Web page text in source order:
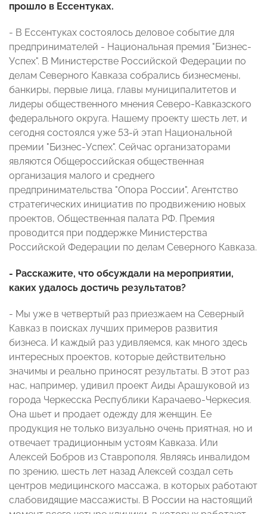
прошло в Ессентуках.
- В Ессентуках состоялось деловое событие для
предпринимателей - Национальная премия "Бизнес-
Успех". В Министерстве Российской Федерации по
делам Северного Кавказа собрались бизнесмены,
банкиры, первые лица, главы муниципалитетов и
лидеры общественного мнения Северо-Кавказского
федерального округа. Нашему проекту шесть лет, и
сегодня состоялся уже 53-й этап Национальной
премии "Бизнес-Успех". Сейчас организаторами
являются Общероссийская общественная
организация малого и среднего
предпринимательства "Опора России", Агентство
стратегических инициатив по продвижению новых
проектов, Общественная палата РФ. Премия
проводится при поддержке Министерства
Российской Федерации по делам Северного Кавказа.
- Расскажите, что обсуждали на мероприятии,
каких удалось достичь результатов?
- Мы уже в четвертый раз приезжаем на Северный
Кавказ в поисках лучших примеров развития
бизнеса. И каждый раз удивляемся, как много здесь
интересных проектов, которые действительно
значимы и реально приносят результаты. В этот раз
нас, например, удивил проект Аиды Арашуковой из
города Черкесска Республики Карачаево-Черкесия.
Она шьет и продает одежду для женщин. Ее
продукция не только визуально очень приятная, но и
отвечает традиционным устоям Кавказа. Или
Алексей Бобров из Ставрополя. Являясь инвалидом
по зрению, шесть лет назад Алексей создал сеть
центров медицинского массажа, в которых работают
слабовидящие массажисты. В России на настоящий